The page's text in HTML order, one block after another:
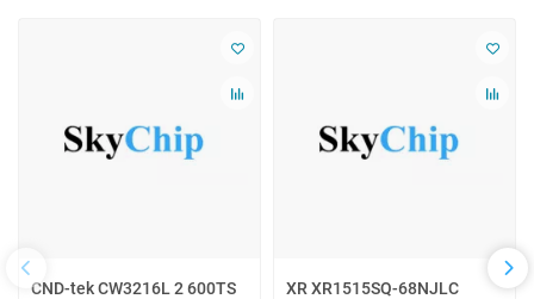
CND-tek CW3216L 2 600TS XR XR1515SQ-68NJLC